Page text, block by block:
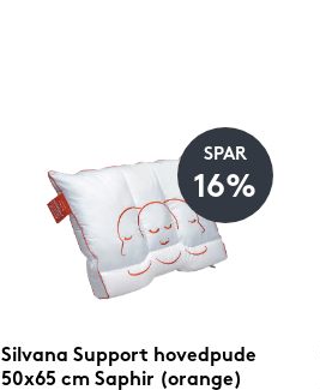
SPAR
16%
Silvana Support hovedpude
50x65 cm Saphir (orange)